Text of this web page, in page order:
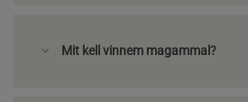
Mit kell vinnem magammal?